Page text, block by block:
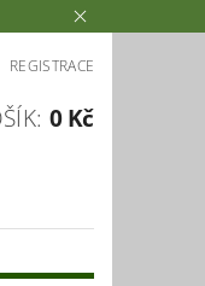
REGISTRACE
0 Kč